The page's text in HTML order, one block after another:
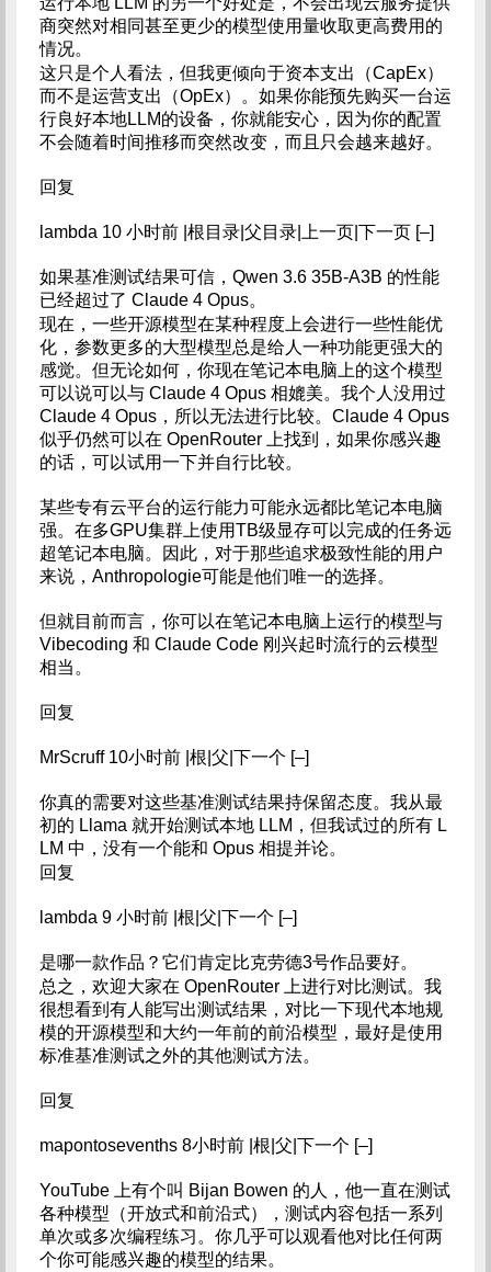
商突然对相同甚至更少的模型使用量收取更高费用的
情况。
这只是个人看法，但我更倾向于资本支出（CapEx）
而不是运营支出（OpEx）。如果你能预先购买一台运
行良好本地LLM的设备，你就能安心，因为你的配置
不会随着时间推移而突然改变，而且只会越来越好。
回复
lambda 10 小时前 |根目录|父目录|上一页|下一页 [–]
如果基准测试结果可信，Qwen 3.6 35B-A3B 的性能
已经超过了 Claude 4 Opus。
现在，一些开源模型在某种程度上会进行一些性能优
化，参数更多的大型模型总是给人一种功能更强大的
感觉。但无论如何，你现在笔记本电脑上的这个模型
可以说可以与 Claude 4 Opus 相媲美。我个人没用过
Claude 4 Opus，所以无法进行比较。Claude 4 Opus
似乎仍然可以在 OpenRouter 上找到，如果你感兴趣
的话，可以试用一下并自行比较。
某些专有云平台的运行能力可能永远都比笔记本电脑
强。在多GPU集群上使用TB级显存可以完成的任务远
超笔记本电脑。因此，对于那些追求极致性能的用户
来说，Anthropologie可能是他们唯一的选择。
但就目前而言，你可以在笔记本电脑上运行的模型与
Vibecoding 和 Claude Code 刚兴起时流行的云模型
相当。
回复
MrScruff 10小时前 |根|父|下一个 [–]
你真的需要对这些基准测试结果持保留态度。我从最
初的 Llama 就开始测试本地 LLM，但我试过的所有 L
LM 中，没有一个能和 Opus 相提并论。
回复
lambda 9 小时前 |根|父|下一个 [–]
是哪一款作品？它们肯定比克劳德3号作品要好。
总之，欢迎大家在 OpenRouter 上进行对比测试。我
很想看到有人能写出测试结果，对比一下现代本地规
模的开源模型和大约一年前的前沿模型，最好是使用
标准基准测试之外的其他测试方法。
回复
mapontosevenths 8小时前 |根|父|下一个 [–]
YouTube 上有个叫 Bijan Bowen 的人，他一直在测试
各种模型（开放式和前沿式），测试内容包括一系列
单次或多次编程练习。你几乎可以观看他对比任何两
个你可能感兴趣的模型的结果。